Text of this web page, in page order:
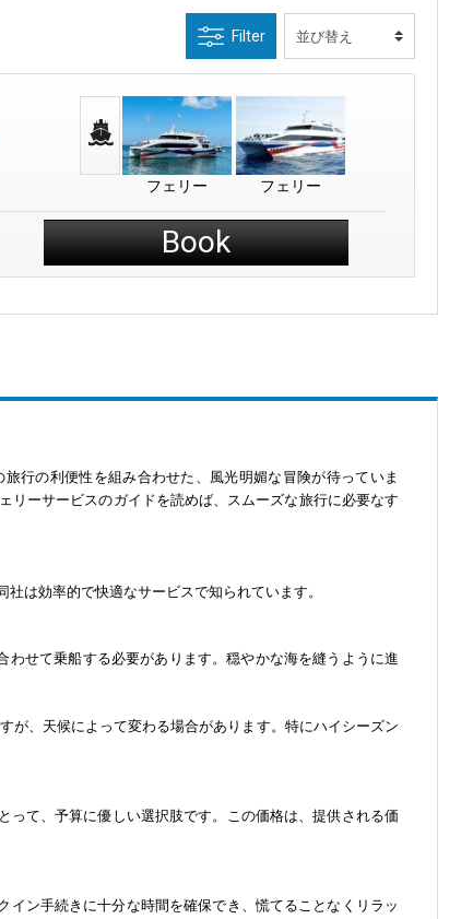
Filter
フェリー フェリー
Book
行の利便性を組み合わせた、風光明媚な冒険が待っていま
リーサービスのガイドを読めば、スムーズな旅行に必要なす
は効率的で快適なサービスで知られています。
せて乗船する必要があります。穏やかな海を縫うように進
が、天候によって変わる場合があります。特にハイシーズン
て、予算に優しい選択肢です。この価格は、提供される価
ン手続きに十分な時間を確保でき、慌てることなくリラッ